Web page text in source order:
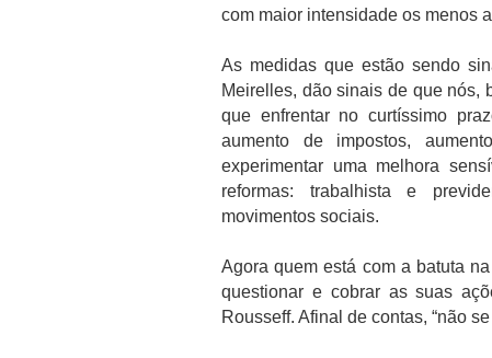
com maior intensidade os menos
As medidas que estão sendo
Meirelles, dão sinais de que nós,
que enfrentar no curtíssimo
aumento de impostos,
experimentar uma melhora
reformas: trabalhista e
movimentos sociais.
Agora quem está com a batuta
questionar e cobrar as suas
Rousseff. Afinal de contas, “não